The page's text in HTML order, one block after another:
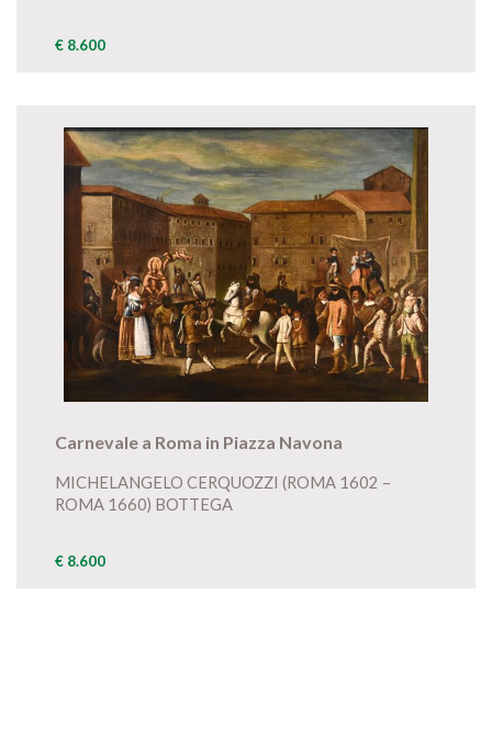
€ 8.600
Carnevale a Roma in Piazza Navona
MICHELANGELO CERQUOZZI (ROMA 1602 –
ROMA 1660) BOTTEGA
€ 8.600